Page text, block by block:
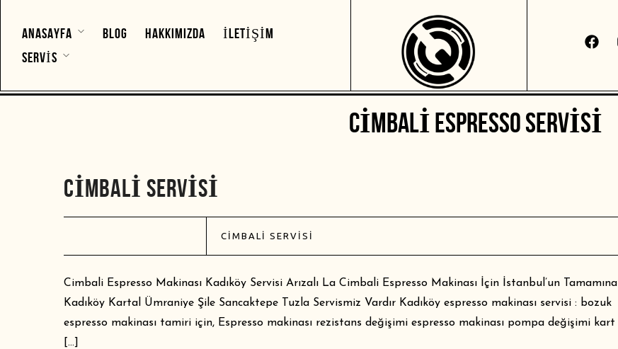
ANASAYFA BLOG HAKKIMIZDA
İLETIŞIM
SERVIS
CIMBALI ESPRESSO SERVISI
CIMBALI SERVISI
CIMBALI SERVISI
Cimbali Espresso Makinası Kadıköy Servisi Arızalı La Cimbali Espresso Makinası İçin İstanbul’un Tamamına
Kadıköy Kartal Ümraniye Şile Sancaktepe Tuzla Servismiz Vardır Kadıköy espresso makinası servisi : bozuk
espresso makinası tamiri için, Espresso makinası rezistans değişimi espresso makinası pompa değişimi kart
[…]